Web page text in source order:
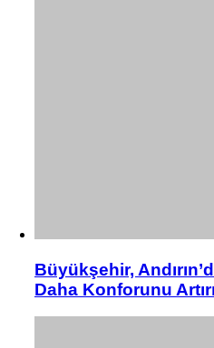
Büyükşehir,
Daha Konforunu